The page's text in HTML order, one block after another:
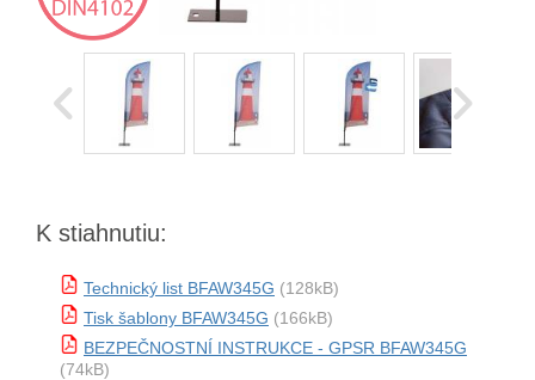
K stiahnutiu:
Technický list BFAW345G (128kB)
Tisk šablony BFAW345G (166kB)
BEZPEČNOSTNÍ INSTRUKCE - GPSR BFAW345G
(74kB)